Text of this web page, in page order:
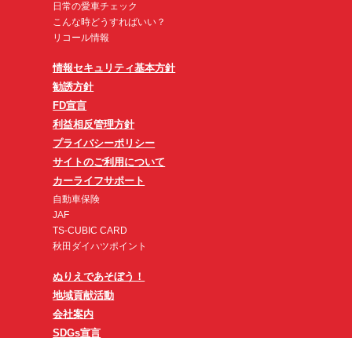
日常の愛車チェック
こんな時どうすればいい？
リコール情報
情報セキュリティ基本方針
勧誘方針
FD宣言
利益相反管理方針
プライバシーポリシー
サイトのご利用について
カーライフサポート
自動車保険
JAF
TS-CUBIC CARD
秋田ダイハツポイント
ぬりえであそぼう！
地域貢献活動
会社案内
SDGs宣言